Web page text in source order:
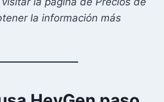
la información más